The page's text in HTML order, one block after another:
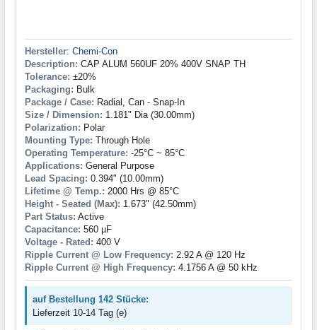
Hersteller: Chemi-Con
Description: CAP ALUM 560UF 20% 400V SNAP TH
Tolerance: ±20%
Packaging: Bulk
Package / Case: Radial, Can - Snap-In
Size / Dimension: 1.181" Dia (30.00mm)
Polarization: Polar
Mounting Type: Through Hole
Operating Temperature: -25°C ~ 85°C
Applications: General Purpose
Lead Spacing: 0.394" (10.00mm)
Lifetime @ Temp.: 2000 Hrs @ 85°C
Height - Seated (Max): 1.673" (42.50mm)
Part Status: Active
Capacitance: 560 µF
Voltage - Rated: 400 V
Ripple Current @ Low Frequency: 2.92 A @ 120 Hz
Ripple Current @ High Frequency: 4.1756 A @ 50 kHz
auf Bestellung 142 Stücke:
Lieferzeit 10-14 Tag (e)